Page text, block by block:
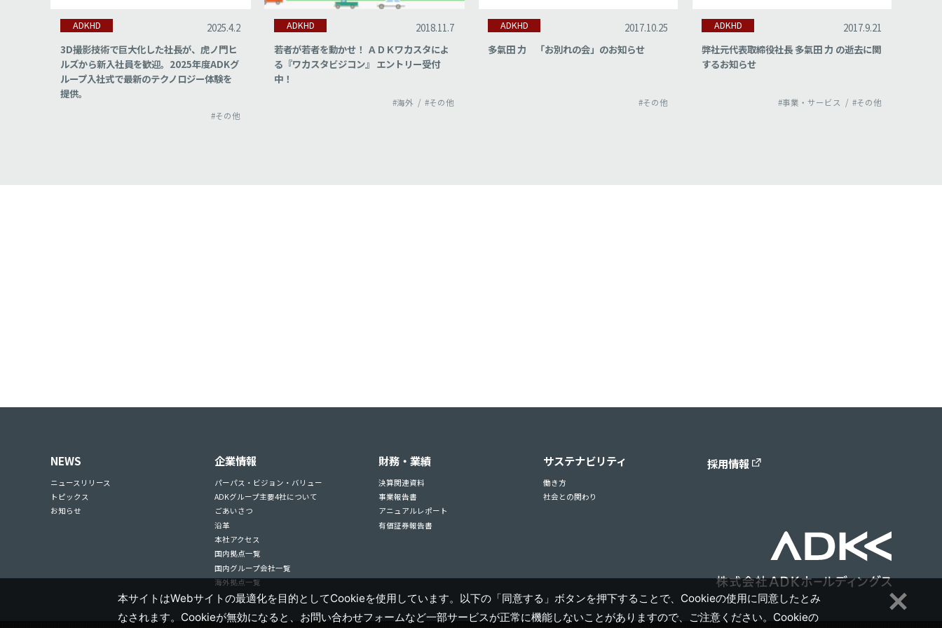
ADKHD
2025.4.2
3D撮影技術で巨大化した社長が、虎ノ門ヒ
ルズから新入社員を歓迎。2025年度ADKグ
ループ入社式で最新のテクノロジー体験を
提供。
#その他
ADKHD
2018.11.7
若者が若者を動かせ！ ＡＤＫワカスタによ
る『ワカスタビジコン』 エントリー受付
中！
#海外 #その他
ADKHD
2017.10.25
多氣田 力 「お別れの会」のお知らせ
#その他
ADKHD
2017.9.21
弊社元代表取締役社長 多氣田 力 の逝去に関
するお知らせ
#事業・サービス #その他
NEWS
ニュースリリース
トピックス
お知らせ
企業情報
パーパス・ビジョン・バリュー
ADKグループ主要4社について
ごあいさつ
沿革
本社アクセス
国内拠点一覧
国内グループ会社一覧
海外拠点一覧
財務・業績
決算関連資料
事業報告書
アニュアルレポート
有価証券報告書
サステナビリティ
働き方
社会との関わり
採用情報
本サイトはWebサイトの最適化を目的としてCookieを使用しています。以下の「同意する」ボタンを押下することで、Cookieの使用に同意したとみ
なされます。Cookieが無効になると、お問い合わせフォームなど一部サービスが正常に機能しないことがありますので、ご注意ください。Cookieの